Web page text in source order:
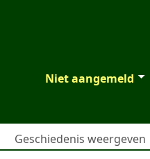
Niet aangemeld
Geschiedenis weergeven